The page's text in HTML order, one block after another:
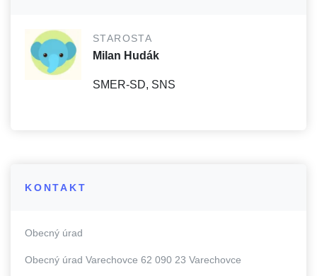
STAROSTA
Milan Hudák
SMER-SD, SNS
KONTAKT
Obecný úrad
Obecný úrad Varechovce 62 090 23 Varechovce